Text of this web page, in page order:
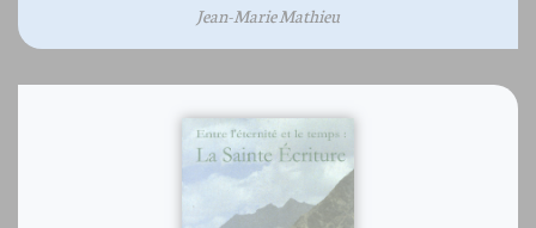
Jean-Marie Mathieu